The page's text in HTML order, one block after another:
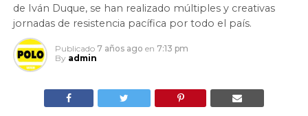
de Iván Duque, se han realizado múltiples y creativas
jornadas de resistencia pacífica por todo el país.
Publicado 7 años ago en 7:13 pm
By admin